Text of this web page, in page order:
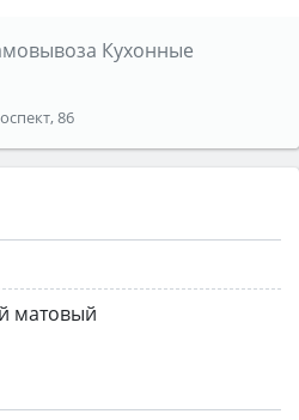
Кухонные
86
матовый